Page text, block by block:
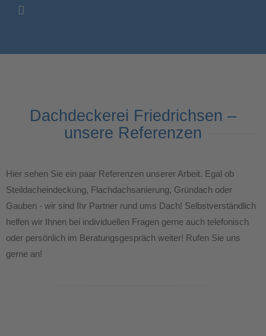
Dachdeckerei Friedrichsen –
unsere Referenzen
Hier sehen Sie ein paar Referenzen unserer Arbeit. Egal ob
Steildacheindeckung, Flachdachsanierung, Gründach oder
Gauben - wir sind Ihr Partner rund ums Dach! Selbstverständlich
helfen wir Ihnen bei individuellen Fragen gerne auch telefonisch
oder persönlich im Beratungsgespräch weiter! Rufen Sie uns
gerne an!